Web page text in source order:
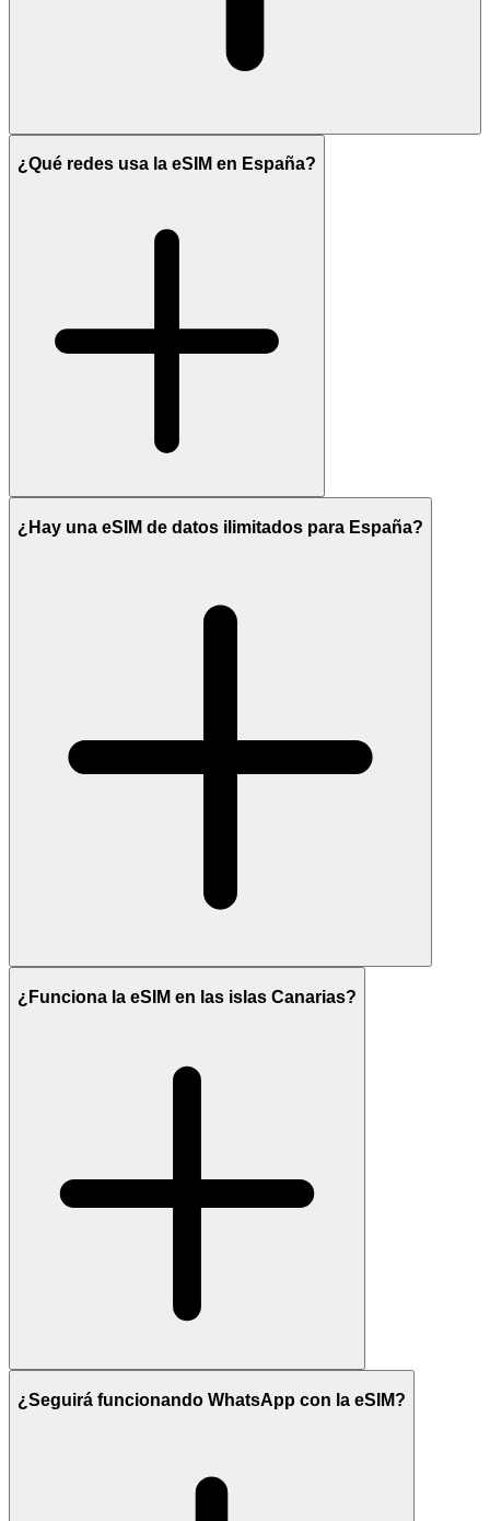
¿Qué redes usa la eSIM en España?
¿Hay una eSIM de datos ilimitados para España?
¿Funciona la eSIM en las islas Canarias?
¿Seguirá funcionando WhatsApp con la eSIM?